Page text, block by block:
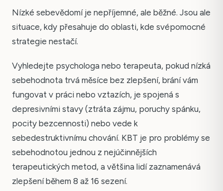
Nízké sebevědomí je nepříjemné, ale běžné. Jsou ale
situace, kdy přesahuje do oblasti, kde svépomocné
strategie nestačí.
Vyhledejte psychologa nebo terapeuta, pokud nízká
sebehodnota trvá měsíce bez zlepšení, brání vám
fungovat v práci nebo vztazích, je spojená s
depresivními stavy (ztráta zájmu, poruchy spánku,
pocity bezcennosti) nebo vede k
sebedestruktivnímu chování. KBT je pro problémy se
sebehodnotou jednou z nejúčinnějších
terapeutických metod, a většina lidí zaznamenává
zlepšení během 8 až 16 sezení.